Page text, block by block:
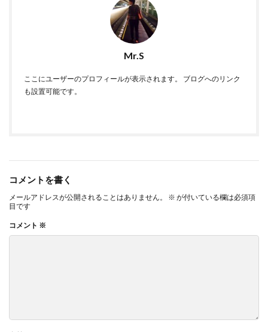
Mr.S
ここにユーザーのプロフィールが表示されます。 ブログへのリンク
も設置可能です。
コメントを書く
メールアドレスが公開されることはありません。 ※ が付いている欄は必須項
目です
コメント ※